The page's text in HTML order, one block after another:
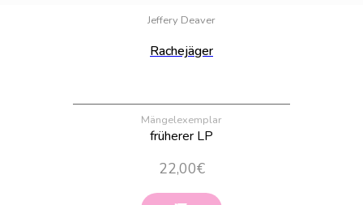
Jeffery Deaver
Rachejäger
Mängelexemplar
früherer LP
22,00€